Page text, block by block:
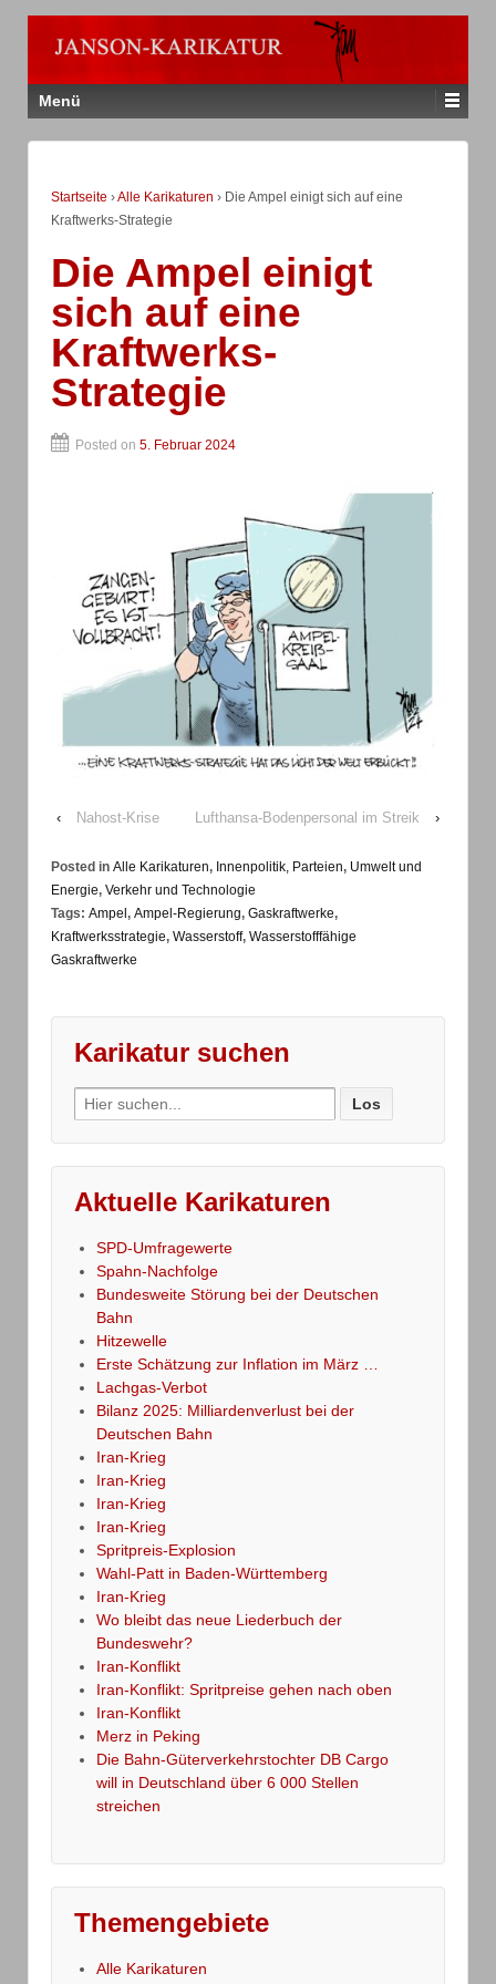
Menü
Startseite ›Alle Karikaturen › Die Ampel einigt sich auf eine
Kraftwerks-Strategie
Die Ampel einigt
sich auf eine
Kraftwerks-
Strategie
Posted on 5. Februar 2024
‹ Nahost-Krise Lufthansa-Bodenpersonal im Streik ›
Posted in Alle Karikaturen, Innenpolitik, Parteien, Umwelt und
Energie, Verkehr und Technologie
Tags: Ampel , Ampel-Regierung, Gaskraftwerke,
Kraftwerksstrategie, Wasserstoff, Wasserstofffähige
Gaskraftwerke
Karikatur suchen
Search
for:
Aktuelle Karikaturen
SPD-Umfragewerte
Spahn-Nachfolge
Bundesweite Störung bei der Deutschen
Bahn
Hitzewelle
Erste Schätzung zur Inflation im März …
Lachgas-Verbot
Bilanz 2025: Milliardenverlust bei der
Deutschen Bahn
Iran-Krieg
Iran-Krieg
Iran-Krieg
Iran-Krieg
Spritpreis-Explosion
Wahl-Patt in Baden-Württemberg
Iran-Krieg
Wo bleibt das neue Liederbuch der
Bundeswehr?
Iran-Konflikt
Iran-Konflikt: Spritpreise gehen nach oben
Iran-Konflikt
Merz in Peking
Die Bahn-Güterverkehrstochter DB Cargo
will in Deutschland über 6 000 Stellen
streichen
Themengebiete
Alle Karikaturen